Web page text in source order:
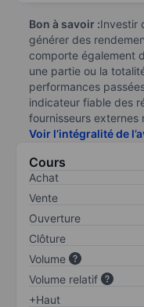
Bon à savoir :Investir
générer des
comporte également
une partie ou la
performances
indicateur fiable des
fournisseurs externes
Voir l’intégralité de
Cours
Achat
Vente
Ouverture
Clôture
Volume
Volume relatif
+Haut